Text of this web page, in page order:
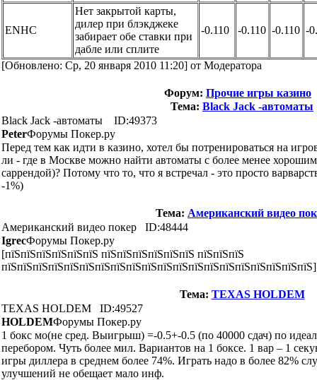
ENHC
Нет закрытой карты,
дилер при блэкджеке
забирает обе ставки при
дабле или сплите
-0.110 -0.110 -0.110 -
[Обновлено: Ср, 20 января 2010 11:20] от Модератора
Форум: Прочие игры казино
Тема: Black Jack -автоматы
Black Jack -автоматы
ID:49373
PeterФорумы Покер.ру
Перед тем как идти в казино, хотел бы потренироваться на
ли - где в Москве можно найти автоматы с более менее
саррендой)? Потому что то, что я встречал - это просто
-1%)
Тема: Американский видео
Американский видео покер
ID:48444
IgrecФорумы Покер.ру
[пїЅпїЅпїЅпїЅпїЅпїЅ пїЅпїЅпїЅпїЅпїЅпїЅ пїЅпїЅпїЅ
пїЅпїЅпїЅпїЅпїЅпїЅпїЅпїЅпїЅпїЅпїЅпїЅпїЅпїЅпїЅпїЅпїЅпїЅпїЅпїЅ]
Тема: TEXAS HOLDEM
TEXAS HOLDEM
ID:49527
HOLDEMФорумы Покер.ру
1 бокс мо(не сред. Выигрыш) =-0.5+-0.5 (по 40000 сдач) по
перебором. Чуть более мил. Вариантов на 1 боксе. 1 вар – 1
игры диллера в среднем более 74%. Играть надо в более 82%
улучшений не обещает мало инф.